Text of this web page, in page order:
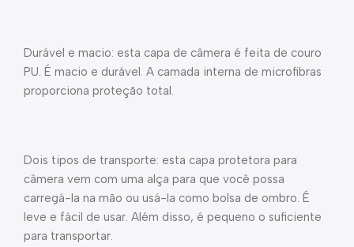
Durável e macio: esta capa de câmera é feita de couro
PU. É macio e durável. A camada interna de microfibras
proporciona proteção total.
Dois tipos de transporte: esta capa protetora para
câmera vem com uma alça para que você possa
carregá-la na mão ou usá-la como bolsa de ombro. É
leve e fácil de usar. Além disso, é pequeno o suficiente
para transportar.